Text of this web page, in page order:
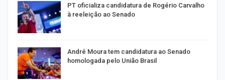
PT oficializa candidatura de Rogério Carvalho
à reeleição ao Senado
André Moura tem candidatura ao Senado
homologada pelo União Brasil